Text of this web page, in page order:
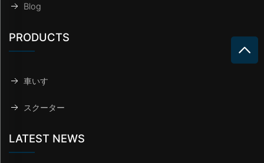
Blog
PRODUCTS
車いす
スクーター
LATEST NEWS